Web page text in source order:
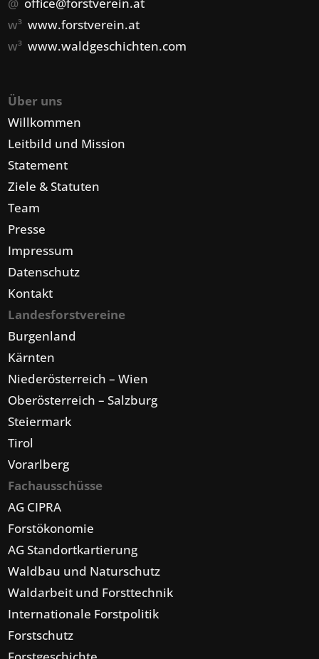
@ office@forstverein.at
w³www.forstverein.at
w³www.waldgeschichten.com
Über uns
Willkommen
Leitbild und Mission
Statement
Ziele & Statuten
Team
Presse
Impressum
Datenschutz
Kontakt
Landesforstvereine
Burgenland
Kärnten
Niederösterreich – Wien
Oberösterreich – Salzburg
Steiermark
Tirol
Vorarlberg
Fachausschüsse
AG CIPRA
Forstökonomie
AG Standortkartierung
Waldbau und Naturschutz
Waldarbeit und Forsttechnik
Internationale Forstpolitik
Forstschutz